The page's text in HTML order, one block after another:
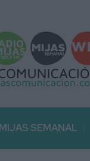
MIJAS SEMANAL